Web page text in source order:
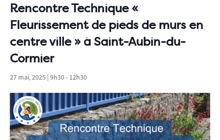
Rencontre Technique «
Fleurissement de pieds de murs en
centre ville » à Saint-Aubin-du-
Cormier
27 mai, 2025 | 9h30- 12h30